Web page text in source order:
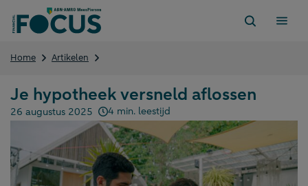
naar
Home Artikelen
aflossen
Je hypotheek versneld aflossen
Gepubliceerd op:
26 augustus 2025 4 min. leestijd